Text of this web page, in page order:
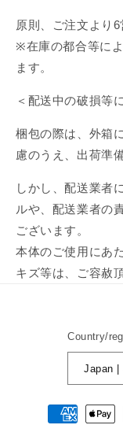
原則、ご注文より
※在庫の都合等に
ます。
＜配送中の破損等
梱包の際は、外箱
慮のうえ、出荷準
しかし、配送業者
ルや、配送業者の
ございます。
本体のご使用にあ
キズ等は、ご容赦
Country/
Payment
methods